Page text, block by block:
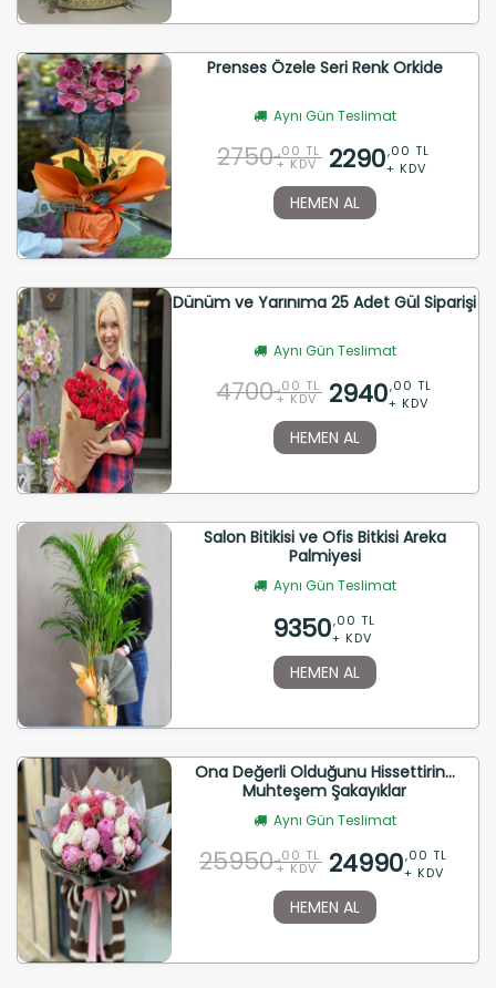
Prenses Özele Seri Renk Orkide
Aynı Gün Teslimat
2750 ,00 TL
+ KDV 2290,00 TL
+ KDV
HEMEN AL
Dünüm ve Yarınıma 25 Adet Gül Siparişi
Aynı Gün Teslimat
4700 ,00 TL
+ KDV 2940,00 TL
+ KDV
HEMEN AL
Salon Bitikisi ve Ofis Bitkisi Areka
Palmiyesi
Aynı Gün Teslimat
9350,00 TL
+ KDV
HEMEN AL
Ona Değerli Olduğunu Hissettirin...
Muhteşem Şakayıklar
Aynı Gün Teslimat
25950 ,00 TL
+ KDV 24990,00 TL
+ KDV
HEMEN AL